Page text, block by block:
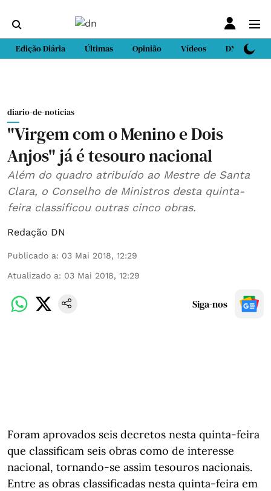
Edição Diária Últimas Opinião Vídeos DN Sport
diario-de-noticias
"Virgem com o Menino e Dois
Anjos" já é tesouro nacional
Além do quadro atribuído ao Mestre de Santa
Clara, o Conselho de Ministros desta quinta-
feira classificou outras cinco obras.
Redação DN
Publicado a: 03 Mai 2018, 12:29
Atualizado a: 03 Mai 2018, 12:29
Siga-nos
Foram aprovados seis decretos nesta quinta-feira
que classificam seis obras como de interesse
nacional, tornando-se assim tesouros nacionais.
Entre as obras classificadas nesta quinta-feira em